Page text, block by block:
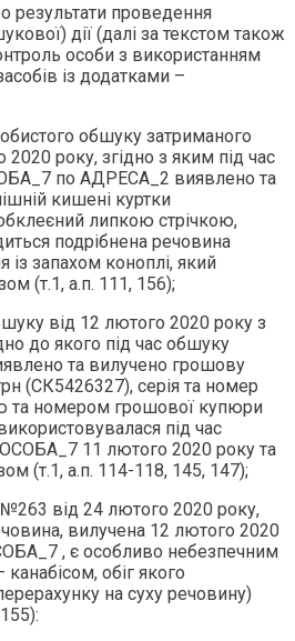
результати проведення
дії (далі за текстом також
особи з використанням
із додатками –
обшуку затриманого
року, згідно з яким під час
по АДРЕСА_2 виявлено та
кишені куртки
липкою стрічкою,
подрібнена речовина
запахом коноплі, який
(т.1, а.п. 111, 156);
від 12 лютого 2020 року з
до якого під час обшуку
та вилучено грошову
(СК5426327), серія та номер
та номером грошової купюри
під час
11 лютого 2020 року та
(т.1, а.п. 114-118, 145, 147);
від 24 лютого 2020 року,
вилучена 12 лютого 2020
, є особливо небезпечним
обіг якого
на суху речовину)